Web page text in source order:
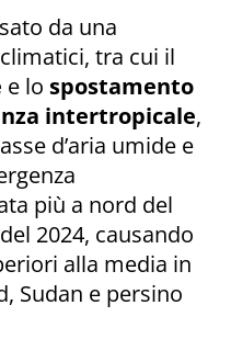
da una
tra cui il
e lo spostamento
intertropicale,
d’aria umide e
più a nord del
2024, causando
alla media in
Sudan e persino